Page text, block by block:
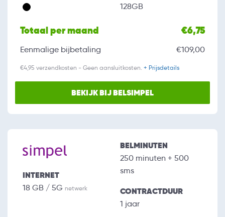
128GB
Totaal per maand €6,75
Eenmalige bijbetaling €109,00
€4,95 verzendkosten - Geen aansluitkosten. + Prijsdetails
BEKIJK BIJ BELSIMPEL
INTERNET
18 GB / 5G netwerk
BELMINUTEN
250 minuten + 500
sms
CONTRACTDUUR
1 jaar